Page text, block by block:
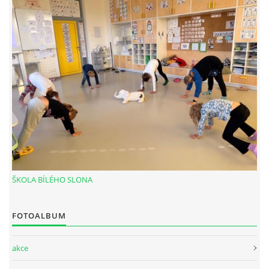
MASÁŽ HORKÝMI LÁVOVÝMI KAMENY - HOT STONES
ČÍNSKÁ ENERGETICKÁ MASÁŽ
BREUSSOVA MASÁŽ
ENERGY - BIOINFORMAČNÍ BYLINNÉ PRODUKTY
FOTOALBUM
KONTAKT
ŠKOLA BÍLÉHO SLONA
FOTOALBUM
akce